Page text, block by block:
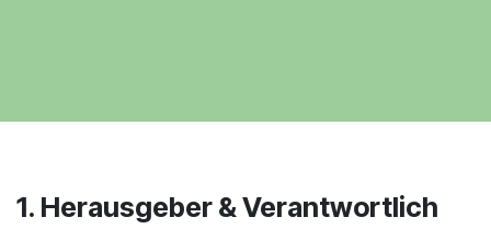
1. Herausgeber & Verantwortlich